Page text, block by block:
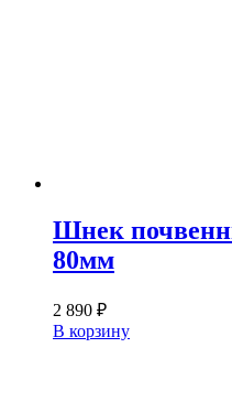
Шнек
80мм
2 890 ₽
В корзину